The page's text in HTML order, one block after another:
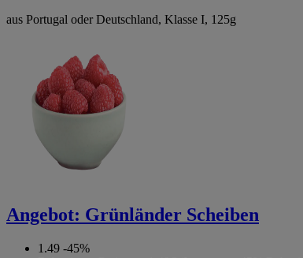
aus Portugal oder Deutschland, Klasse I, 125g
Angebot: Grünländer Scheiben
1.49 -45%